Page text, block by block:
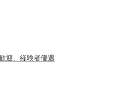
迎、経験者優遇